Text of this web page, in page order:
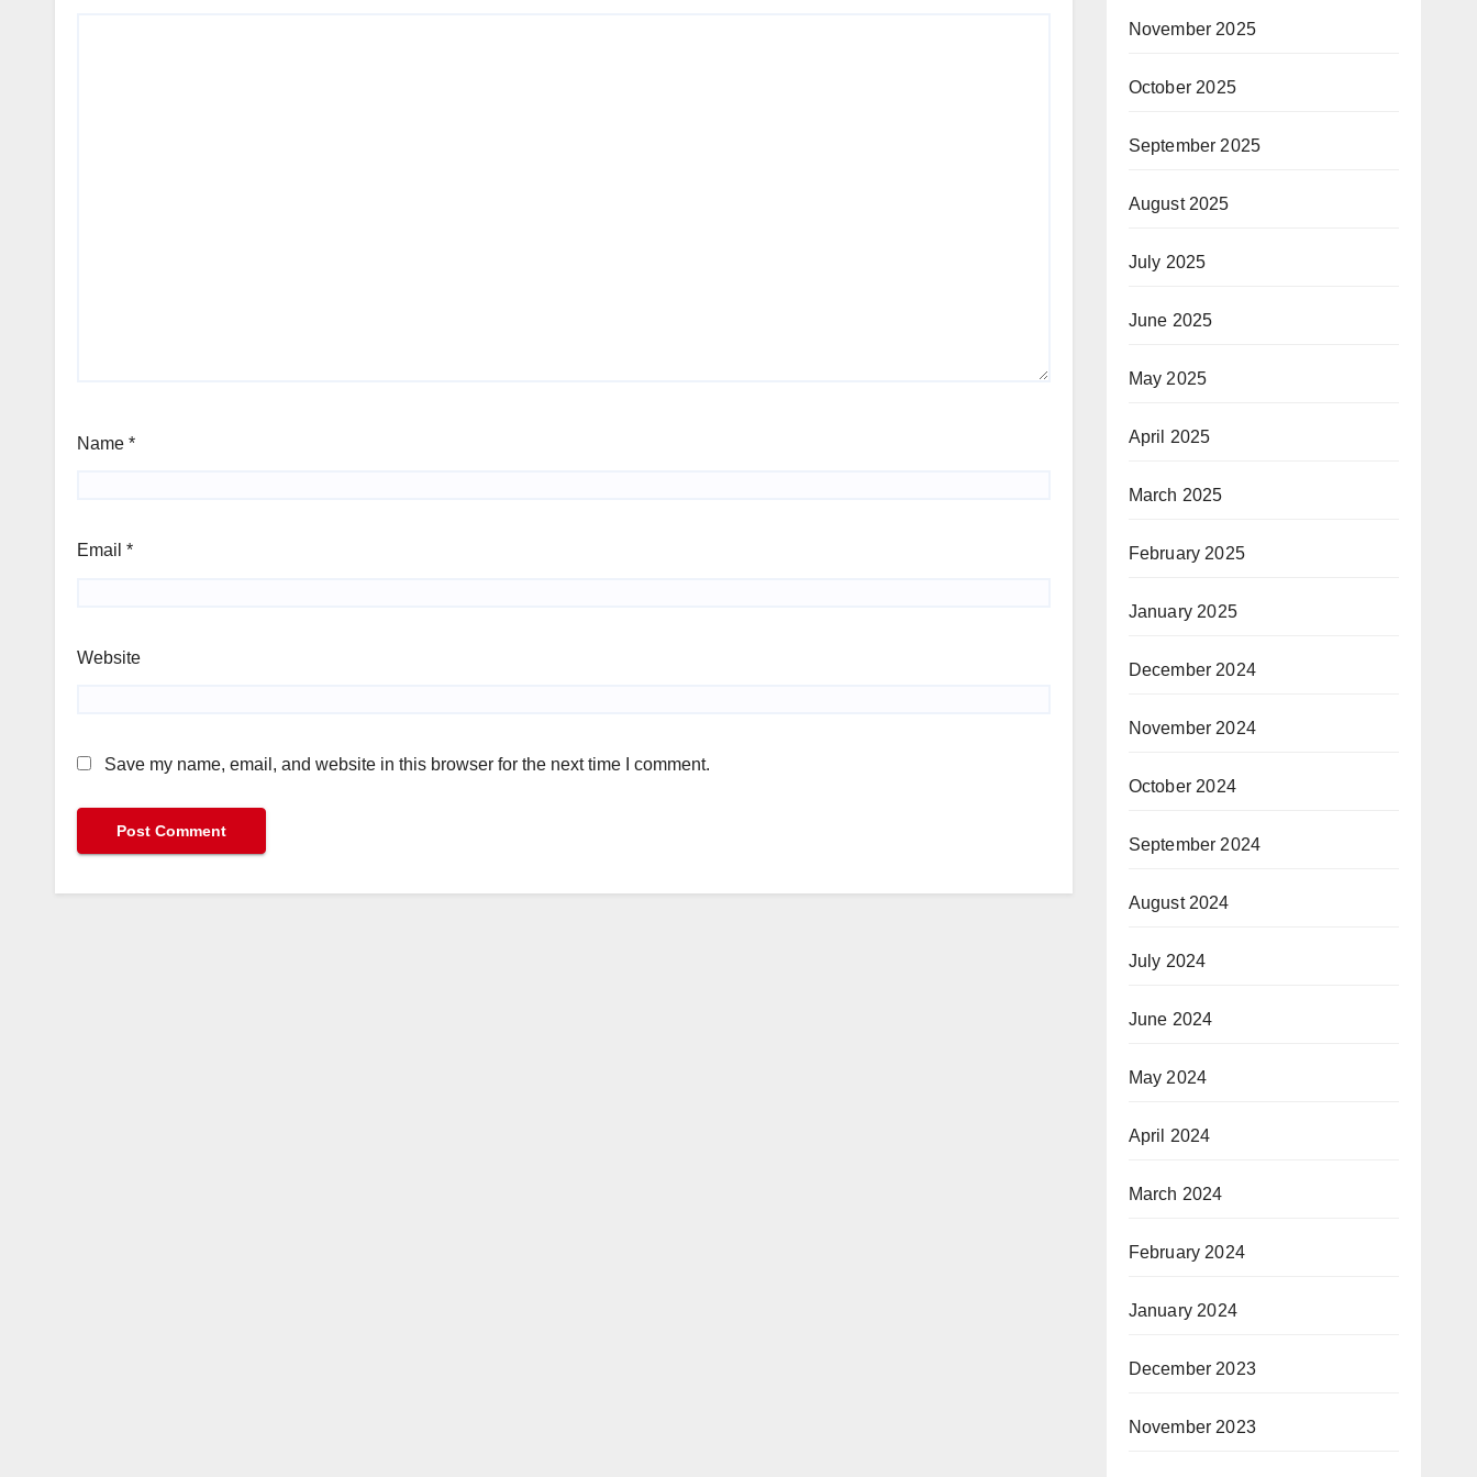
Name *
Email *
Website
Save my name, email, and website in this browser for the next time I comment.
November 2025
October 2025
September 2025
August 2025
July 2025
June 2025
May 2025
April 2025
March 2025
February 2025
January 2025
December 2024
November 2024
October 2024
September 2024
August 2024
July 2024
June 2024
May 2024
April 2024
March 2024
February 2024
January 2024
December 2023
November 2023